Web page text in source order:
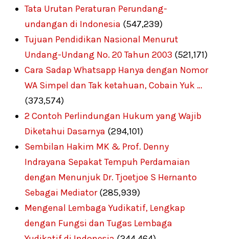
Tata Urutan Peraturan Perundang-
undangan di Indonesia (547,239)
Tujuan Pendidikan Nasional Menurut
Undang-Undang No. 20 Tahun 2003 (521,171)
Cara Sadap Whatsapp Hanya dengan Nomor
WA Simpel dan Tak ketahuan, Cobain Yuk …
(373,574)
2 Contoh Perlindungan Hukum yang Wajib
Diketahui Dasarnya (294,101)
Sembilan Hakim MK & Prof. Denny
Indrayana Sepakat Tempuh Perdamaian
dengan Menunjuk Dr. Tjoetjoe S Hernanto
Sebagai Mediator (285,939)
Mengenal Lembaga Yudikatif, Lengkap
dengan Fungsi dan Tugas Lembaga